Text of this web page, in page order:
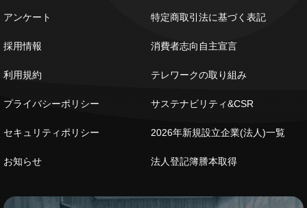
アンケート
採用情報
利用規約
プライバシーポリシー
セキュリティポリシー
お知らせ
特定商取引法に基づく表記
消費者志向自主宣言
テレワークの取り組み
サステナビリティ&CSR
2026年新規設立企業(法人)一覧
法人登記簿謄本取得